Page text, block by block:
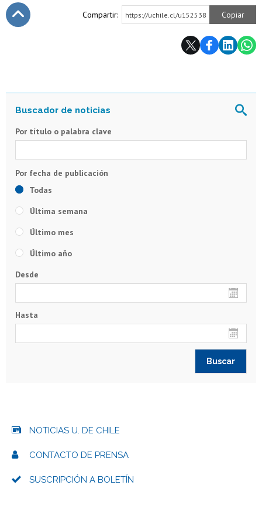
Compartir: https://uchile.cl/u152538 Copiar
Por título o palabra clave
Todas
Última semana
Último mes
Último año
Desde
Hasta
NOTICIAS U. DE CHILE
CONTACTO DE PRENSA
SUSCRIPCIÓN A BOLETÍN